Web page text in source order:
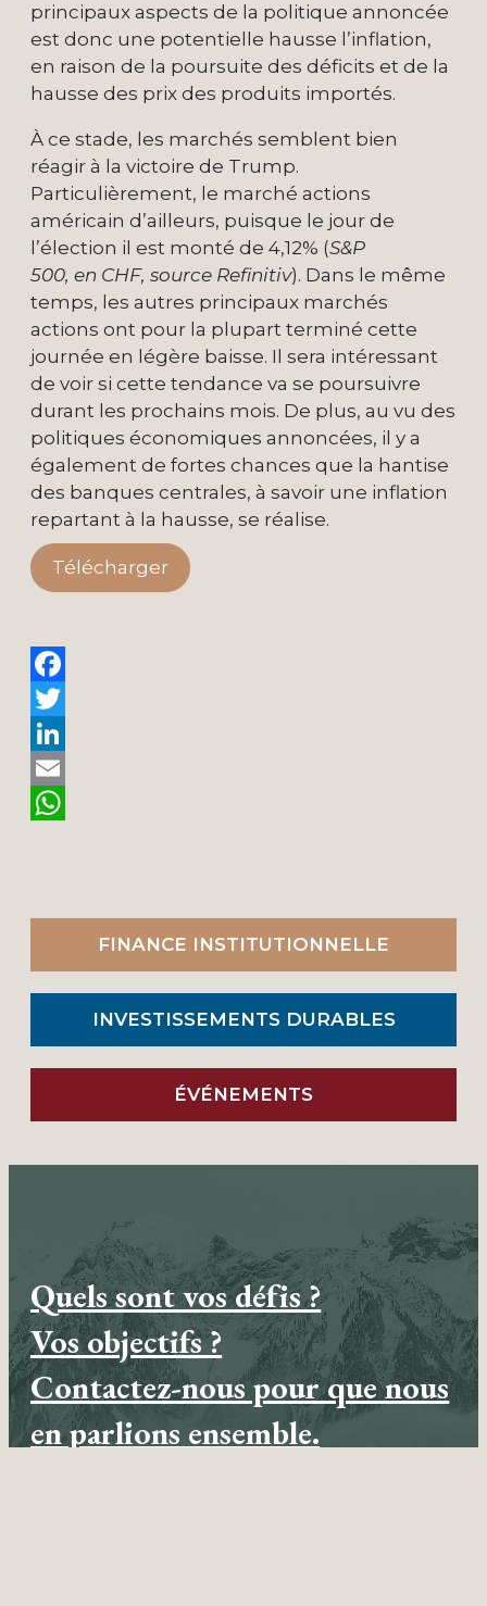
principaux aspects de la politique annoncée
est donc une potentielle hausse l’inflation,
en raison de la poursuite des déficits et de la
hausse des prix des produits importés.
À ce stade, les marchés semblent bien
réagir à la victoire de Trump.
Particulièrement, le marché actions
américain d’ailleurs, puisque le jour de
l’élection il est monté de 4,12% (S&P
500, en CHF, source Refinitiv). Dans le même
temps, les autres principaux marchés
actions ont pour la plupart terminé cette
journée en légère baisse. Il sera intéressant
de voir si cette tendance va se poursuivre
durant les prochains mois. De plus, au vu des
politiques économiques annoncées, il y a
également de fortes chances que la hantise
des banques centrales, à savoir une inflation
repartant à la hausse, se réalise.
Télécharger
Facebook
Twitter
LinkedIn
Email
FINANCE INSTITUTIONNELLE
INVESTISSEMENTS DURABLES
ÉVÉNEMENTS
Quels sont vos défis ?
Vos objectifs ?
Contactez-nous pour que nous
en parlions ensemble.